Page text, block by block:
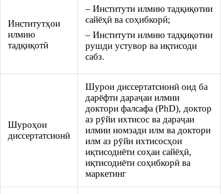
Институтҳои
илмию
тадқиқотӣ
– Институти илмию тадқиқотии
сайёҳӣ ва соҳибкорӣ;
– Институти илмию тадқиқотии
рушди устувор ва иқтисоди
сабз.
Шуроҳои
диссертатсионӣ
Шурои диссертатсионӣ оид ба
дарёфти дараҷаи илмии
доктори фалсафа (PhD), доктор
аз рӯйи ихтисос ва дараҷаи
илмии номзади илм ва доктори
илм аз рӯйи ихтисосҳои
иқтисодиёти соҳаи сайёҳӣ,
иқтисодиёти соҳибкорӣ ва
маркетинг